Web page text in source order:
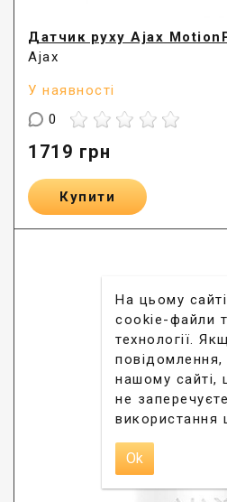
Датчик руху Ajax
Ajax
У наявності
0
1719 грн
Купити
На цьому
cookie-файли
технології.
нашому сайті,
не
використання
Ok